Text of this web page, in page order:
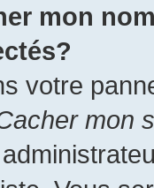
mon
votre
mon